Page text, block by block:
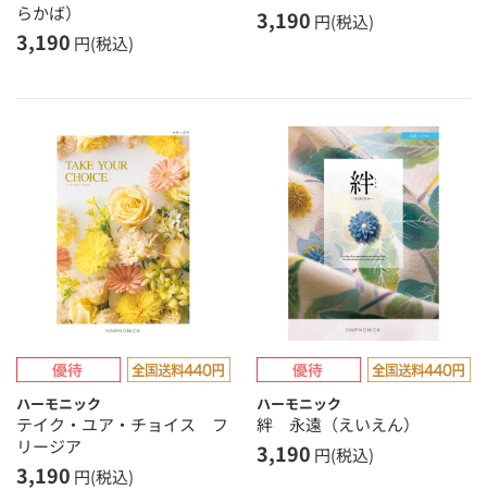
らかば）
3,190 円(税込)
3,190 円(税込)
ハーモニック
テイク・ユア・チョイス フ
リージア
3,190 円(税込)
ハーモニック
絆 永遠（えいえん）
3,190 円(税込)